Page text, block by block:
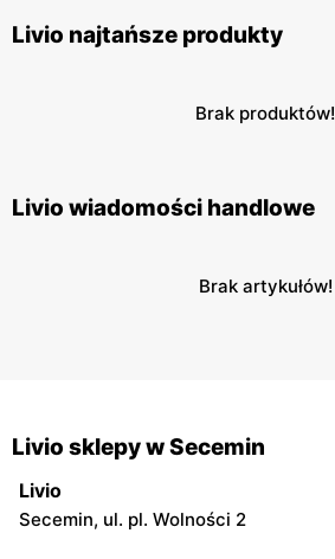
Livio najtańsze produkty
Brak produktów!
Livio wiadomości handlowe
Brak artykułów!
Livio sklepy w Secemin
Livio
Secemin, ul. pl. Wolności 2